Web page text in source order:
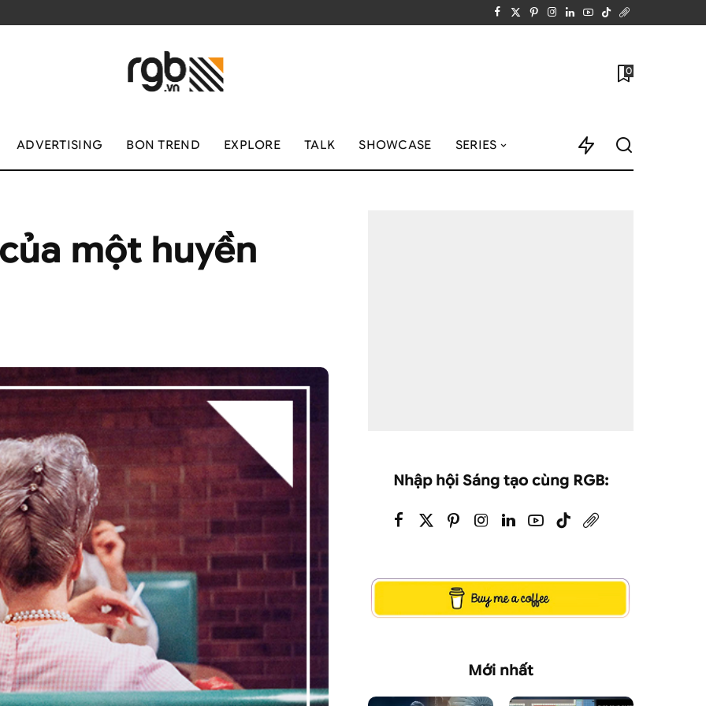
0
ADVERTISING BON TREND EXPLORE TALK SHOWCASE SERIES
một huyền
Nhập hội Sáng tạo cùng RGB:
Mới nhất